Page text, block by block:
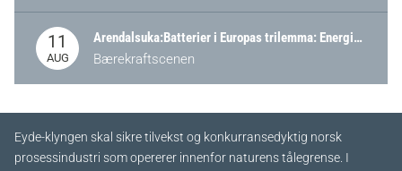
11
AUG
Arendalsuka:Batterier i Europas trilemma: Energisikkerhet, konkurransekraft og bærekraft (Battery Norway-arrangement)
Bærekraftscenen
Eyde-klyngen skal sikre tilvekst og konkurransedyktig norsk
prosessindustri som opererer innenfor naturens tålegrense. I